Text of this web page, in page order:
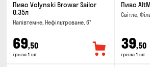
Пиво Volynski Browar Sailor
0.35л
Напівтемне, Нефільтроване, 6°
69,50
грн за 1 шт
Пиво
Світле,
39,50
грн за 1 шт